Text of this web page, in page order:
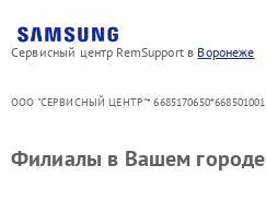
Сервисный центр RemSupport в Воронеже
ООО "СЕРВИСНЫЙ ЦЕНТР"* 6685170650*668501001
Филиалы в Вашем городе